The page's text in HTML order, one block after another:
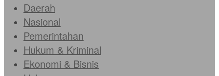
Daerah
Nasional
Pemerintahan
Hukum & Kriminal
Ekonomi & Bisnis